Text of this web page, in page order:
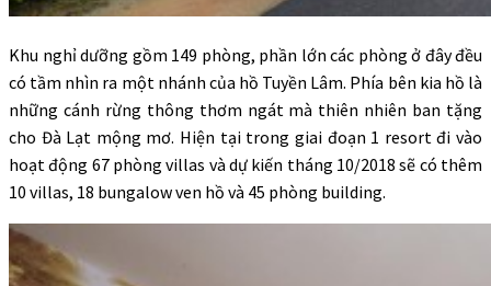
Khu nghỉ dưỡng gồm 149 phòng, phần lớn các phòng ở đây đều
có tầm nhìn ra một nhánh của hồ Tuyền Lâm. Phía bên kia hồ là
những cánh rừng thông thơm ngát mà thiên nhiên ban tặng
cho Đà Lạt mộng mơ. Hiện tại trong giai đoạn 1 resort đi vào
hoạt động 67 phòng villas và dự kiến tháng 10/2018 sẽ có thêm
10 villas, 18 bungalow ven hồ và 45 phòng building.